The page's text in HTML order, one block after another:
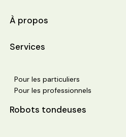
À propos
Services
Pour les particuliers
Pour les professionnels
Robots tondeuses